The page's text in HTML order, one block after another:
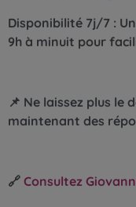
Disponibilité 7j/7 :
9h à minuit pour
📌 Ne laissez plus le
maintenant des
🔗 Consultez